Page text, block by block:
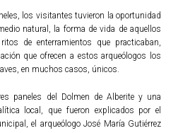
los visitantes tuvieron la oportunidad
natural, la forma de vida de aquellos
de enterramientos que practicaban,
que ofrecen a estos arqueólogos los
en muchos casos, únicos.
paneles del Dolmen de Alberite y una
local, que fueron explicados por el
el arqueólogo José María Gutiérrez